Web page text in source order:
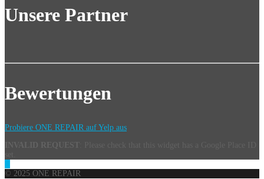
Unsere Partner
Bewertungen
Probiere ONE REPAIR auf Yelp aus
INVALID REQUEST
© 2025 ONE REPAIR